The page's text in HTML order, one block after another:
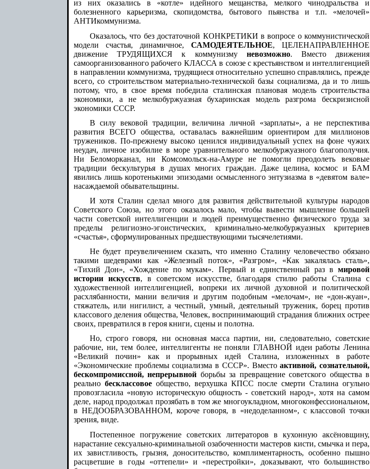
из них оказались в «котле» идейного мещанства, мелкого чинодральства и
болезненного карьеризма, скопидомства, бытового пьянства и т.п. «мелочей»
АНТИкоммунизма.
Оказалось, что без достаточной КОНКРЕТИКИ в вопросе о коммунистической
модели счастья, динамичное, САМОДЕЯТЕЛЬНОЕ, ЦЕЛЕНАПРАВЛЕННОЕ
движение ТРУДЯЩИХСЯ к коммунизму невозможно. Вместо движения
самоорганизованного рабочего КЛАССА в союзе с крестьянством и интеллигенцией
в направлении коммунизма, трудящиеся относительно успешно справлялись, прежде
всего, со строительством материально-технической базы социализма, да и то лишь
потому, что, в свое время победила сталинская плановая модель строительства
экономики, а не мелкобуржуазная бухаринская модель разгрома бескризисной
экономики СССР.
В силу вековой традиции, величина личной «зарплаты», а не перспектива
развития ВСЕГО общества, оставалась важнейшим ориентиром для миллионов
тружеников. По-прежнему высоко ценился индивидуальный успех на фоне чужих
неудач, личное изобилие в море уравнительного мелкобуржуазного благополучия.
Ни Беломорканал, ни Комсомольск-на-Амуре не помогли преодолеть вековые
традиции бескультурья в душах многих граждан. Даже целина, космос и БАМ
явились лишь коротенькими эпизодами осмысленного энтузиазма в «девятом вале»
насаждаемой обывательщины.
И хотя Сталин сделал много для развития действительной культуры народов
Советского Союза, но этого оказалось мало, чтобы вывести мышление большей
части советской интеллигенции и людей преимущественно физического труда за
пределы религиозно-эгоистических, криминально-мелкобуржуазных критериев
«счастья», сформулированных предшествующими тысячелетиями.
Не будет преувеличением сказать, что именно Сталину человечество обязано
такими шедеврами как «Железный поток», «Разгром», «Как закалялась сталь»,
«Тихий Дон», «Хождение по мукам». Первый и единственный раз в мировой
истории искусств, в советском искусстве, благодаря стилю работы Сталина с
художественной интеллигенцией, вопреки их личной духовной и политической
расхлябанности, мании величия и другим подобным «мелочам», не «дон-жуан»,
стяжатель, или нигилист, а честный, умный, деятельный труженик, борец против
классового деления общества, Человек, воспринимающий страдания ближних острее
своих, превратился в героя книги, сцены и полотна.
Но, строго говоря, ни основная масса партии, ни, следовательно, советские
рабочие, ни, тем более, интеллигенты не поняли ГЛАВНОЙ идеи работы Ленина
«Великий почин» как и прорывных идей Сталина, изложенных в работе
«Экономические проблемы социализма в СССР». Вместоактивной, сознательной,
бескомпромиссной, непрерывной борьбы за превращение советского общества в
реально бесклассовое общество, верхушка КПСС после смерти Сталина огульно
провозгласила «новую историческую общность - советский народ», хотя на самом
деле, народ продолжал прозябать в том же многоукладном, многоконфессиональном,
в НЕДООБРАЗОВАННОМ, короче говоря, в «недоделанном», с классовой точки
зрения, виде.
Постепенное погружение советских литераторов в кухонную аксёновщину,
нарастание сексуально-криминальной озабоченности мастеров кисти, смычка и пера,
их завистливость, грызня, доносительство, комплиментарность, особенно пышно
расцветшие в годы «оттепели» и «перестройки», доказывают, что большинство